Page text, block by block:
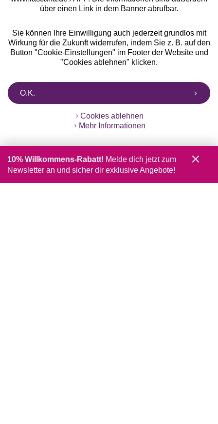
über einen Link in dem Banner abrufbar.
Sie können Ihre Einwilligung auch jederzeit grundlos mit
Wirkung für die Zukunft widerrufen, indem Sie z. B. auf den
Button "Cookie-Einstellungen" im Footer der Website und
"Cookies ablehnen" klicken.
O.K.
Cookies ablehnen
Mehr Informationen
10% Willkommens-Rabatt! Melde dich jetzt zum
Newsletter an und sicher dir exklusive Angebote!